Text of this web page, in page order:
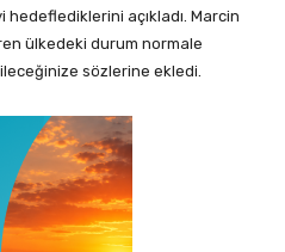
açıkladı. Marcin
ülkedeki durum normale
sözlerine ekledi.